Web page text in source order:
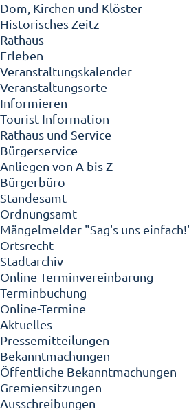
Dom, Kirchen und Klöster
Historisches Zeitz
Rathaus
Erleben
Veranstaltungskalender
Veranstaltungsorte
Informieren
Tourist-Information
Rathaus und Service
Bürgerservice
Anliegen von A bis Z
Bürgerbüro
Standesamt
Ordnungsamt
Mängelmelder "Sag's uns
Ortsrecht
Stadtarchiv
Online-Terminvereinbarung
Terminbuchung
Online-Termine
Aktuelles
Pressemitteilungen
Bekanntmachungen
Öffentliche Bekanntmachungen
Gremiensitzungen
Ausschreibungen